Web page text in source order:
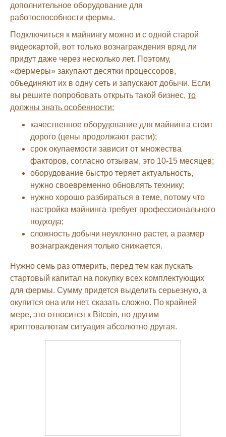
дополнительное оборудование для
работоспособности фермы.
Подключиться к майнингу можно и с одной старой
видеокартой, вот только вознаграждения вряд ли
придут даже через несколько лет. Поэтому,
«фермеры» закупают десятки процессоров,
объединяют их в одну сеть и запускают добычи. Если
вы решите попробовать открыть такой бизнес, то
должны знать особенности:
качественное оборудование для майнинга стоит
дорого (цены продолжают расти);
срок окупаемости зависит от множества
факторов, согласно отзывам, это 10-15 месяцев;
оборудование быстро теряет актуальность,
нужно своевременно обновлять технику;
нужно хорошо разбираться в теме, потому что
настройка майнинга требует профессионального
подхода;
сложность добычи неуклонно растет, а размер
вознаграждения только снижается.
Нужно семь раз отмерить, перед тем как пускать
стартовый капитал на покупку всех комплектующих
для фермы. Сумму придется выделить серьезную, а
окупится она или нет, сказать сложно. По крайней
мере, это относится к Bitcoin, по другим
криптовалютам ситуация абсолютно другая.